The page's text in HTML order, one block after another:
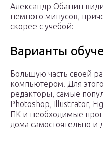
Александр Обанин
немного минусов,
скорее с учебой:
Варианты
Большую часть своей
компьютером. Для
редакторы, самые
Photoshop, Illustrator,
ПК и необходимые
дома самостоятельно и